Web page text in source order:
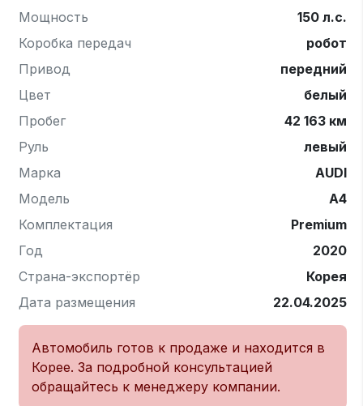
Мощность
150 л.с.
Коробка передач
робот
Привод
передний
Цвет
белый
Пробег
42 163 км
Руль
левый
Марка
AUDI
Модель
A4
Комплектация
Premium
Год
2020
Страна-экспортёр
Корея
Дата размещения
22.04.2025
Автомобиль готов к продаже и находится в
Корее. За подробной консультацией
обращайтесь к менеджеру компании.